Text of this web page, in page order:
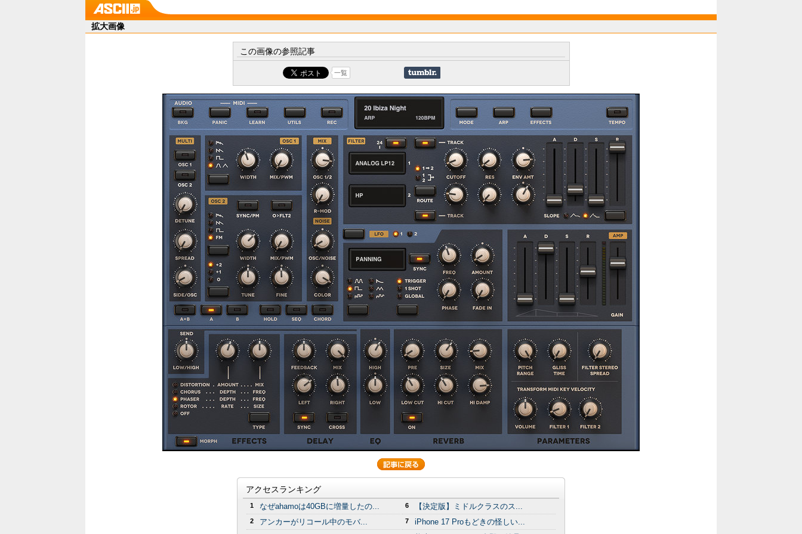
拡大画像
この画像の参照記事
一覧
アクセスランキング
1 なぜahamoは40GBに増量したの...
2 アンカーがリコール中のモバ...
6 【決定版】ミドルクラスのス...
7 iPhone 17 Proもどきの怪しい...